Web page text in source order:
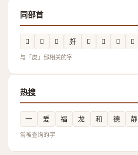
同部首
𥀓 𲲋 𬐕 皯 𥀕 𥀐 𱲁 𤿳
与「皮」部相关的字
热搜
一 爱 福 龙 和 德 静
常被查询的字